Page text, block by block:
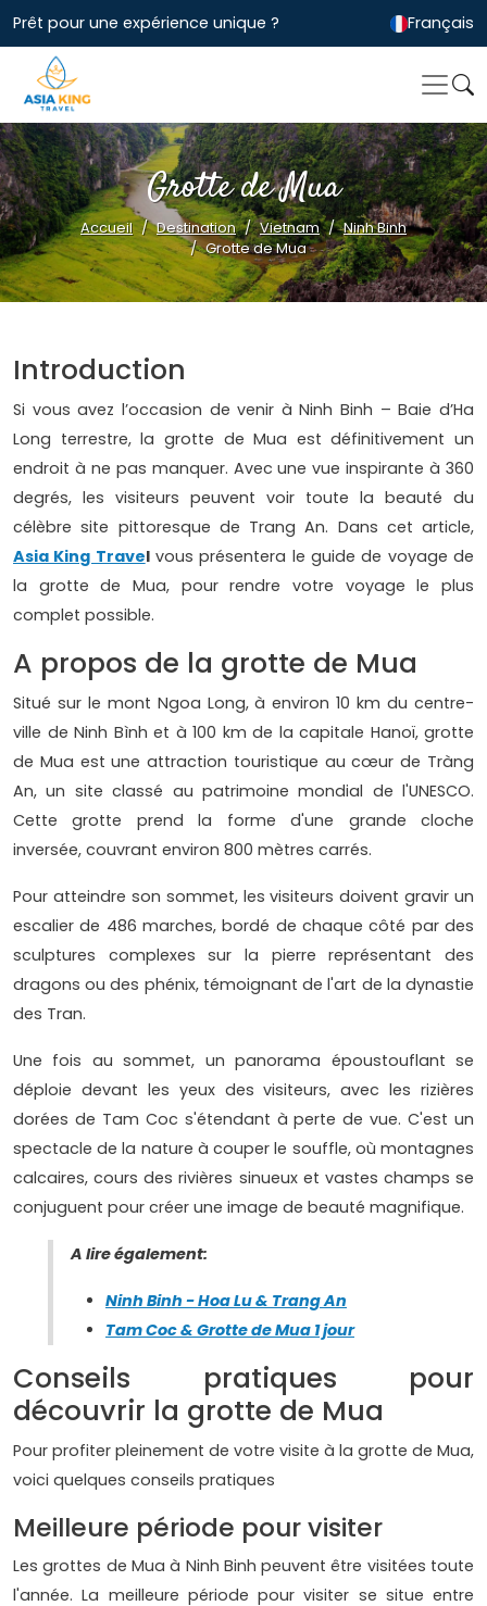
Prêt pour une expérience unique ? Français
Grotte de Mua
Accueil Destination Vietnam
Ninh Binh
Grotte de Mua
Introduction
Si vous avez l’occasion de venir à Ninh Binh – Baie d’Ha
Long terrestre, la grotte de Mua est définitivement un
endroit à ne pas manquer. Avec une vue inspirante à 360
degrés, les visiteurs peuvent voir toute la beauté du
célèbre site pittoresque de Trang An. Dans cet article,
Asia King Travelvous présentera le guide de voyage de
la grotte de Mua, pour rendre votre voyage le plus
complet possible.
A propos de la grotte de Mua
Situé sur le mont Ngoa Long, à environ 10 km du centre-
ville de Ninh Bình et à 100 km de la capitale Hanoï, grotte
de Mua est une attraction touristique au cœur de Tràng
An, un site classé au patrimoine mondial de l'UNESCO.
Cette grotte prend la forme d'une grande cloche
inversée, couvrant environ 800 mètres carrés.
Pour atteindre son sommet, les visiteurs doivent gravir un
escalier de 486 marches, bordé de chaque côté par des
sculptures complexes sur la pierre représentant des
dragons ou des phénix, témoignant de l'art de la dynastie
des Tran.
Une fois au sommet, un panorama époustouflant se
déploie devant les yeux des visiteurs, avec les rizières
dorées de Tam Coc s'étendant à perte de vue. C'est un
spectacle de la nature à couper le souffle, où montagnes
calcaires, cours des rivières sinueux et vastes champs se
conjuguent pour créer une image de beauté magnifique.
A lire également:
Ninh Binh - Hoa Lu & Trang An
Tam Coc & Grotte de Mua 1 jour
Conseils pratiques pour
découvrir la grotte de Mua
Pour profiter pleinement de votre visite à la grotte de Mua,
voici quelques conseils pratiques
Meilleure période pour visiter
Les grottes de Mua à Ninh Binh peuvent être visitées toute
l'année. La meilleure période pour visiter se situe entre